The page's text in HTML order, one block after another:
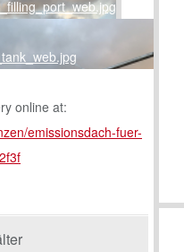
online at:
emissionsdach-fuer-